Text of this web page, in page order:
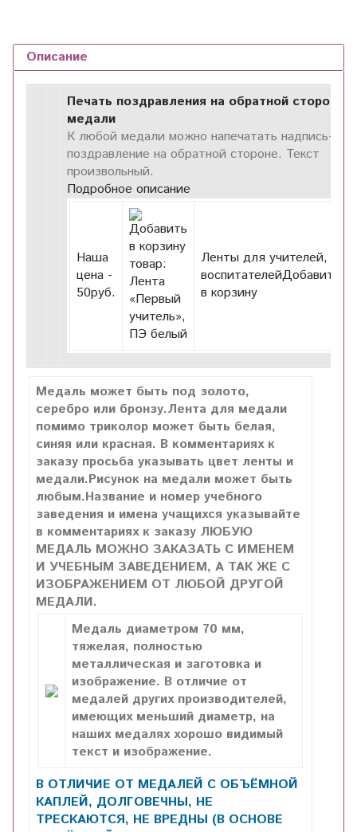
Описание
Печать поздравления на обратной стороне
медали
К любой медали можно напечатать надпись-
поздравление на обратной стороне. Текст
произвольный.
Подробное описание
Наша
цена -
50руб.
Ленты для учителей,
воспитателейДобавить
в корзину
Медаль может быть под золото,
серебро или бронзу.Лента для медали
помимо триколор может быть белая,
синяя или красная. В комментариях к
заказу просьба указывать цвет ленты и
медали.Рисунок на медали может быть
любым.Название и номер учебного
заведения и имена учащихся указывайте
в комментариях к заказу ЛЮБУЮ
МЕДАЛЬ МОЖНО ЗАКАЗАТЬ С ИМЕНЕМ
И УЧЕБНЫМ ЗАВЕДЕНИЕМ, А ТАК ЖЕ С
ИЗОБРАЖЕНИЕМ ОТ ЛЮБОЙ ДРУГОЙ
МЕДАЛИ.
Медаль диаметром 70 мм,
тяжелая, полностью
металлическая и заготовка и
изображение. В отличие от
медалей других производителей,
имеющих меньший диаметр, на
наших медалях хорошо видимый
текст и изображение.
В ОТЛИЧИЕ ОТ МЕДАЛЕЙ С ОБЪЁМНОЙ
КАПЛЕЙ, ДОЛГОВЕЧНЫ, НЕ
ТРЕСКАЮТСЯ, НЕ ВРЕДНЫ (В ОСНОВЕ